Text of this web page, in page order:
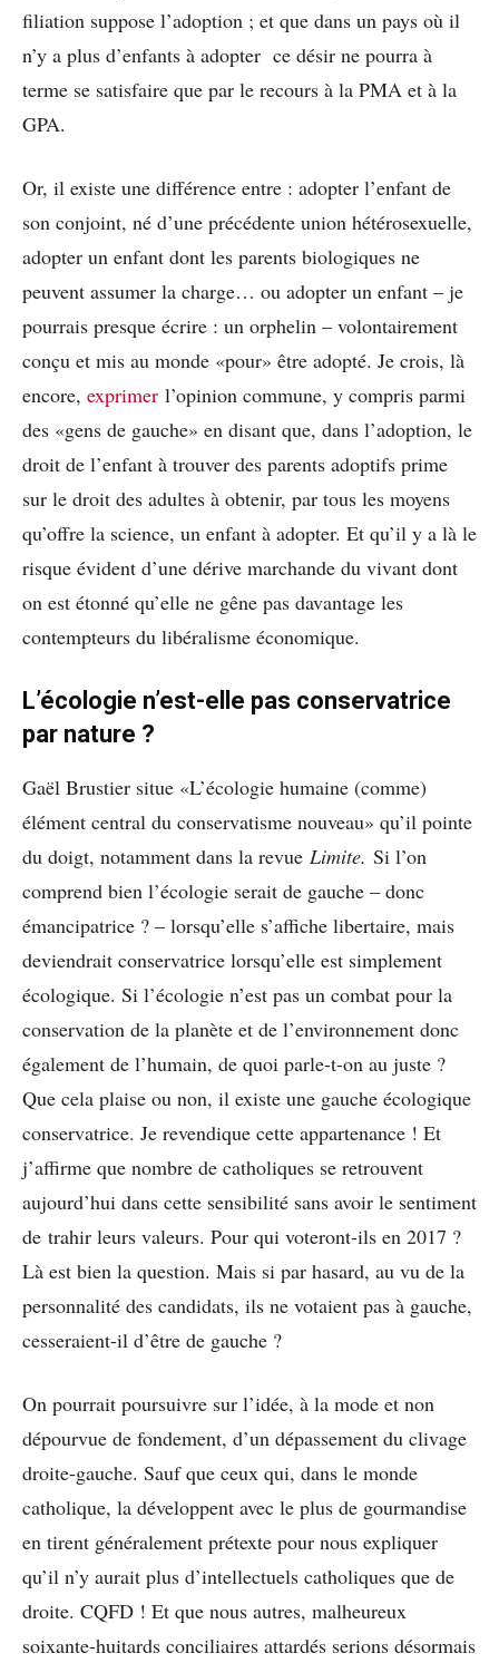
filiation suppose l’adoption ; et que dans un pays où il
n’y a plus d’enfants à adopter ce désir ne pourra à
terme se satisfaire que par le recours à la PMA et à la
GPA.
Or, il existe une différence entre : adopter l’enfant de
son conjoint, né d’une précédente union hétérosexuelle,
adopter un enfant dont les parents biologiques ne
peuvent assumer la charge… ou adopter un enfant – je
pourrais presque écrire : un orphelin – volontairement
conçu et mis au monde «pour» être adopté. Je crois, là
encore, exprimer l’opinion commune, y compris parmi
des «gens de gauche» en disant que, dans l’adoption, le
droit de l’enfant à trouver des parents adoptifs prime
sur le droit des adultes à obtenir, par tous les moyens
qu’offre la science, un enfant à adopter. Et qu’il y a là le
risque évident d’une dérive marchande du vivant dont
on est étonné qu’elle ne gêne pas davantage les
contempteurs du libéralisme économique.
L’écologie n’est-elle pas conservatrice
par nature ?
Gaël Brustier situe «L’écologie humaine (comme)
élément central du conservatisme nouveau» qu’il pointe
du doigt, notamment dans la revue Limite. Si l’on
comprend bien l’écologie serait de gauche – donc
émancipatrice ? – lorsqu’elle s’affiche libertaire, mais
deviendrait conservatrice lorsqu’elle est simplement
écologique. Si l’écologie n’est pas un combat pour la
conservation de la planète et de l’environnement donc
également de l’humain, de quoi parle-t-on au juste ?
Que cela plaise ou non, il existe une gauche écologique
conservatrice. Je revendique cette appartenance ! Et
j’affirme que nombre de catholiques se retrouvent
aujourd’hui dans cette sensibilité sans avoir le sentiment
de trahir leurs valeurs. Pour qui voteront-ils en 2017 ?
Là est bien la question. Mais si par hasard, au vu de la
personnalité des candidats, ils ne votaient pas à gauche,
cesseraient-il d’être de gauche ?
On pourrait poursuivre sur l’idée, à la mode et non
dépourvue de fondement, d’un dépassement du clivage
droite-gauche. Sauf que ceux qui, dans le monde
catholique, la développent avec le plus de gourmandise
en tirent généralement prétexte pour nous expliquer
qu’il n’y aurait plus d’intellectuels catholiques que de
droite. CQFD ! Et que nous autres, malheureux
soixante-huitards conciliaires attardés serions désormais